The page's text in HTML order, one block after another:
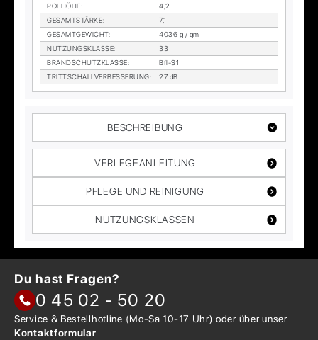
POL­HÖ­HE:
4,2
GE­SAMT­STÄR­KE:
7,1
GE­SAMT­GE­WICHT:
4036 g / qm
NUT­ZUNGS­KLAS­SE:
33
BRAND­SCHUTZ­KLAS­SE:
Bfl-S1
TRITT­SCHALL­VER­BES­SE­RUNG: 27 dB
BESCHREIBUNG
VERLEGEANLEITUNG
PFLEGE UND REINIGUNG
NUTZUNGSKLASSEN
Du hast Fragen?
0 45 02 - 50 20
Service & Bestellhotline (Mo-Sa 10-17 Uhr) oder überunser
Kontaktformular